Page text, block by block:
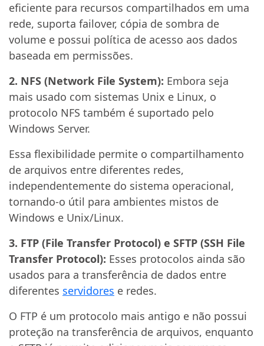
eficiente para recursos compartilhados em uma
rede, suporta failover, cópia de sombra de
volume e possui política de acesso aos dados
baseada em permissões.
2. NFS (Network File System): Embora seja
mais usado com sistemas Unix e Linux, o
protocolo NFS também é suportado pelo
Windows Server.
Essa flexibilidade permite o compartilhamento
de arquivos entre diferentes redes,
independentemente do sistema operacional,
tornando-o útil para ambientes mistos de
Windows e Unix/Linux.
3. FTP (File Transfer Protocol) e SFTP (SSH File
Transfer Protocol): Esses protocolos ainda são
usados para a transferência de dados entre
diferentes servidores e redes.
O FTP é um protocolo mais antigo e não possui
proteção na transferência de arquivos, enquanto